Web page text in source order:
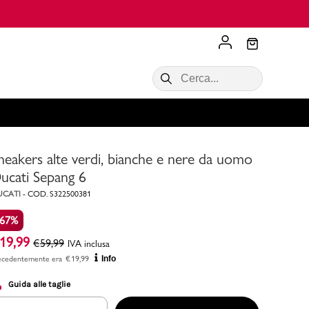
Acquista ora
VALIGIE CIAK
Scopri di più
Consigli
alte verdi, bianche e nere da uomo
Sepang 6
- COD. S322500381
19,99 €59,99 IVA inclusa
era €19,99 Info
Guida alle taglie